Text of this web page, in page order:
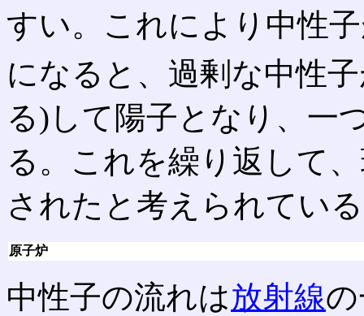
すい。これにより中性
になると、過剰な中性
る)して陽子となり、一
る。これを繰り返して
されたと考えられてい
原子炉
中性子の流れは放射線